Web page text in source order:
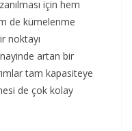
için hem
de kümelenme
noktayı
artan bir
tam kapasiteye
de çok kolay